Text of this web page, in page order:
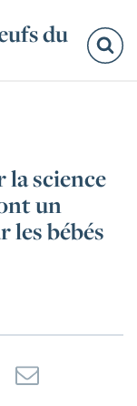
du
la science
un
les bébés